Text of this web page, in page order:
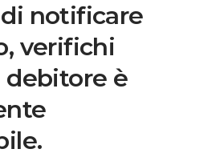
notificare
verifichi
debitore è